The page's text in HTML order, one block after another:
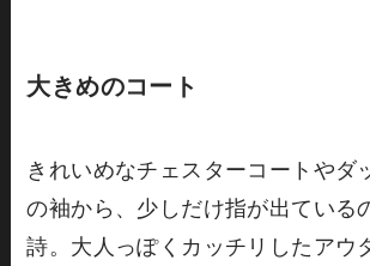
大きめのコート
きれいめなチェスターコートやダ
の袖から、少しだけ指が出ている
詩。大人っぽくカッチリしたアウ